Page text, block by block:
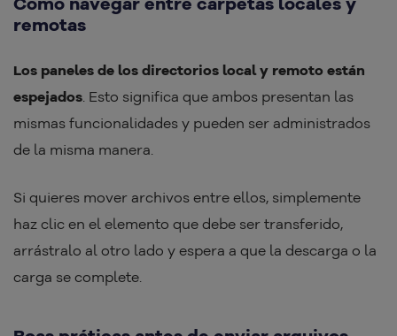
remotas
Los paneles de los directorios local y remoto están
espejados . Esto significa que ambos presentan las
mismas funcionalidades y pueden ser administrados
de la misma manera.
Si quieres mover archivos entre ellos, simplemente
haz clic en el elemento que debe ser transferido,
arrástralo al otro lado y espera a que la descarga o la
carga se complete.